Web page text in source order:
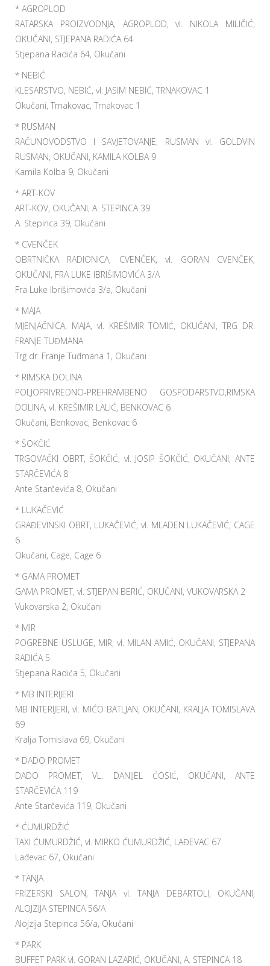
* AGROPLOD
RATARSKA PROIZVODNJA, AGROPLOD, vl. NIKOLA MILIČIĆ,
OKUČANI, STJEPANA RADIĆA 64
Stjepana Radića 64, Okučani
* NEBIĆ
KLESARSTVO, NEBIĆ, vl. JASIM NEBIĆ, TRNAKOVAC 1
Okučani, Trnakovac, Trnakovac 1
* RUSMAN
RAČUNOVODSTVO I SAVJETOVANJE, RUSMAN vl. GOLDVIN
RUSMAN, OKUČANI, KAMILA KOLBA 9
Kamila Kolba 9, Okučani
* ART-KOV
ART-KOV, OKUČANI, A. STEPINCA 39
A. Stepinca 39, Okučani
* CVENČEK
OBRTNIČKA RADIONICA, CVENČEK, vl. GORAN CVENČEK,
OKUČANI, FRA LUKE IBRIŠIMOVIĆA 3/A
Fra Luke Ibrišimovića 3/a, Okučani
* MAJA
MJENJAČNICA, MAJA, vl. KREŠIMIR TOMIĆ, OKUČANI, TRG DR.
FRANJE TUĐMANA
Trg dr. Franje Tuđmana 1, Okučani
* RIMSKA DOLINA
POLJOPRIVREDNO-PREHRAMBENO GOSPODARSTVO,RIMSKA
DOLINA, vl. KREŠIMIR LALIĆ, BENKOVAC 6
Okučani, Benkovac, Benkovac 6
* ŠOKČIĆ
TRGOVAČKI OBRT, ŠOKČIĆ, vl. JOSIP ŠOKČIĆ, OKUČANI, ANTE
STARČEVIĆA 8
Ante Starčevića 8, Okučani
* LUKAČEVIĆ
GRAĐEVINSKI OBRT, LUKAČEVIĆ, vl. MLADEN LUKAČEVIĆ, CAGE
6
Okučani, Cage, Cage 6
* GAMA PROMET
GAMA PROMET, vl. STJEPAN BERIĆ, OKUČANI, VUKOVARSKA 2
Vukovarska 2, Okučani
* MIR
POGREBNE USLUGE, MIR, vl. MILAN AMIĆ, OKUČANI, STJEPANA
RADIĆA 5
Stjepana Radića 5, Okučani
* MB INTERIJERI
MB INTERIJERI, vl. MIĆO BATLJAN, OKUČANI, KRALJA TOMISLAVA
69
Kralja Tomislava 69, Okučani
* DADO PROMET
DADO PROMET, VL. DANIJEL ĆOSIĆ, OKUČANI, ANTE
STARČEVIĆA 119
Ante Starčevića 119, Okučani
* ĆUMURDŽIĆ
TAXI ĆUMURDŽIĆ, vl. MIRKO ĆUMURDŽIĆ, LAĐEVAC 67
Lađevac 67, Okučani
* TANJA
FRIZERSKI SALON, TANJA vl. TANJA DEBARTOLI, OKUČANI,
ALOJZIJA STEPINCA 56/A
Alojzija Stepinca 56/a, Okučani
* PARK
BUFFET PARK vl. GORAN LAZARIĆ, OKUČANI, A. STEPINCA 18